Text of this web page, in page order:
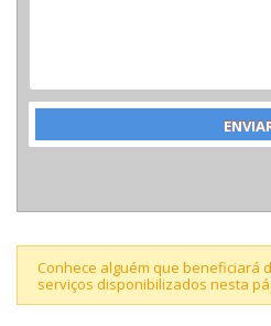
Conhece alguém que beneficiará
serviços disponibilizados nesta